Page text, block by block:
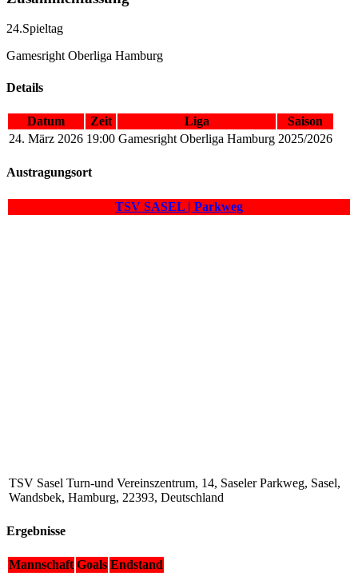
24.Spieltag
Gamesright Oberliga Hamburg
Details
Datum Zeit Liga
Saison
24. März 2026 19:00 Gamesright Oberliga Hamburg 2025/2026
Austragungsort
TSV SASEL | Parkweg
TSV Sasel Turn-und Vereinszentrum, 14, Saseler Parkweg, Sasel,
Wandsbek, Hamburg, 22393, Deutschland
Ergebnisse
Mannschaft Goals Endstand